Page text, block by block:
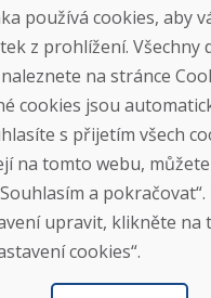
Eshop
Jak posíláme elektrokola
Obchodní podmínky
Doprava
Platba
Reklamace
Vrácení a výměna zboží
Ochrana osobních údajů
Cookies
Sociální sítě
používá cookies, aby
z prohlížení. Všechny
na stránce
cookies jsou
s přijetím všech
na tomto webu,
a pokračovat“.
upravit, klikněte na
cookies“.